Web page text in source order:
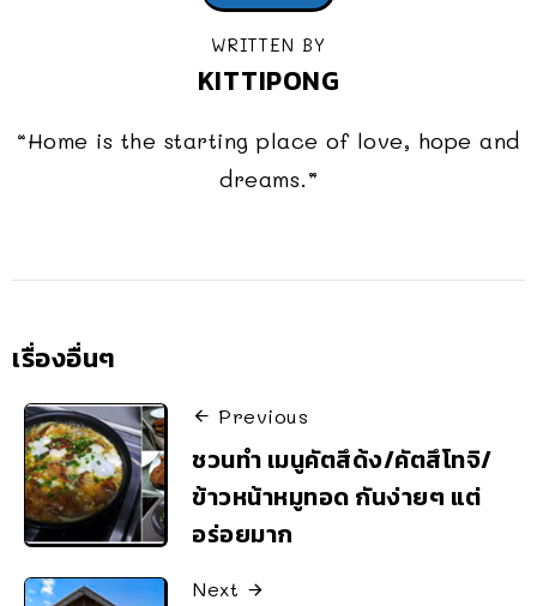
WRITTEN BY
KITTIPONG
“Home is the starting place of love, hope and
dreams.”
เรื่องอื่นๆ
Previous
ชวนทำ เมนูคัตสึด้ง/คัตสึโทจิ/
ข้าวหน้าหมูทอด กันง่ายๆ แต่
อร่อยมาก
Next